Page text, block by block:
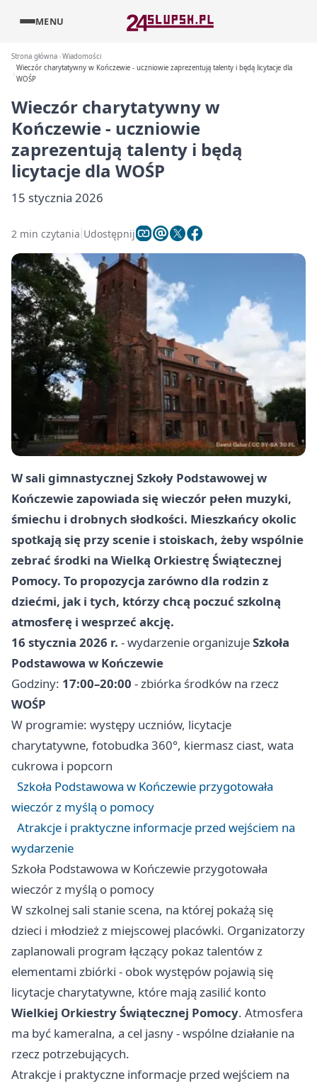
MENU
Strona główna Wiadomości
Wieczór charytatywny w Kończewie - uczniowie zaprezentują talenty i będą licytacje dla
WOŚP
Wieczór charytatywny w
Kończewie - uczniowie
zaprezentują talenty i będą
licytacje dla WOŚP
15 stycznia 2026
2 min czytania Udostępnij
W sali gimnastycznej Szkoły Podstawowej w
Kończewie zapowiada się wieczór pełen muzyki,
śmiechu i drobnych słodkości. Mieszkańcy okolic
spotkają się przy scenie i stoiskach, żeby wspólnie
zebrać środki na Wielką Orkiestrę Świątecznej
Pomocy. To propozycja zarówno dla rodzin z
dziećmi, jak i tych, którzy chcą poczuć szkolną
atmosferę i wesprzeć akcję.
16 stycznia 2026 r. - wydarzenie organizujeSzkoła
Podstawowa w Kończewie
Godziny: 17:00–20:00 - zbiórka środków na rzecz
WOŚP
W programie: występy uczniów, licytacje
charytatywne, fotobudka 360°, kiermasz ciast, wata
cukrowa i popcorn
Szkoła Podstawowa w Kończewie przygotowała
wieczór z myślą o pomocy
Atrakcje i praktyczne informacje przed wejściem na
wydarzenie
Szkoła Podstawowa w Kończewie przygotowała
wieczór z myślą o pomocy
W szkolnej sali stanie scena, na której pokażą się
dzieci i młodzież z miejscowej placówki. Organizatorzy
zaplanowali program łączący pokaz talentów z
elementami zbiórki - obok występów pojawią się
licytacje charytatywne, które mają zasilić konto
Wielkiej Orkiestry Świątecznej Pomocy. Atmosfera
ma być kameralna, a cel jasny - wspólne działanie na
rzecz potrzebujących.
Atrakcje i praktyczne informacje przed wejściem na